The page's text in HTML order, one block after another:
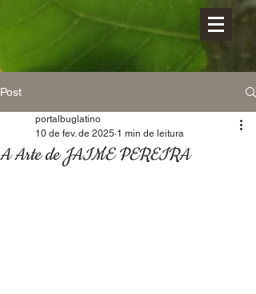
Post
A Arte de JAIME PEREIRA
portalbuglatino
10 de fev. de 2025 1 min de leitura